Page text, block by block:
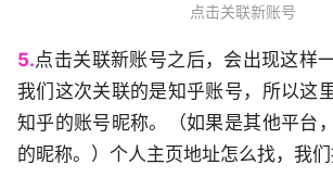
点击关联新账号
5.点击关联新账号之后，会出现这样
我们这次关联的是知乎账号，所以这
知乎的账号昵称。（如果是其他平台
的昵称。）个人主页地址怎么找，我们